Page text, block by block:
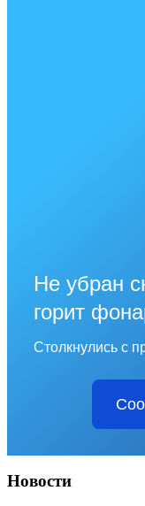
Не убран
горит
Столкнулись с
Новости